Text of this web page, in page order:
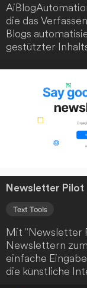
die das
Blogs
gestützter
sparst Zeit und
Workflow und
Expertise. Die
Blogger, die
möchten, und
technisches
Newsletter Pilot
Text Tools
Mit "Newsletter
Newslettern
einfache
die künstliche